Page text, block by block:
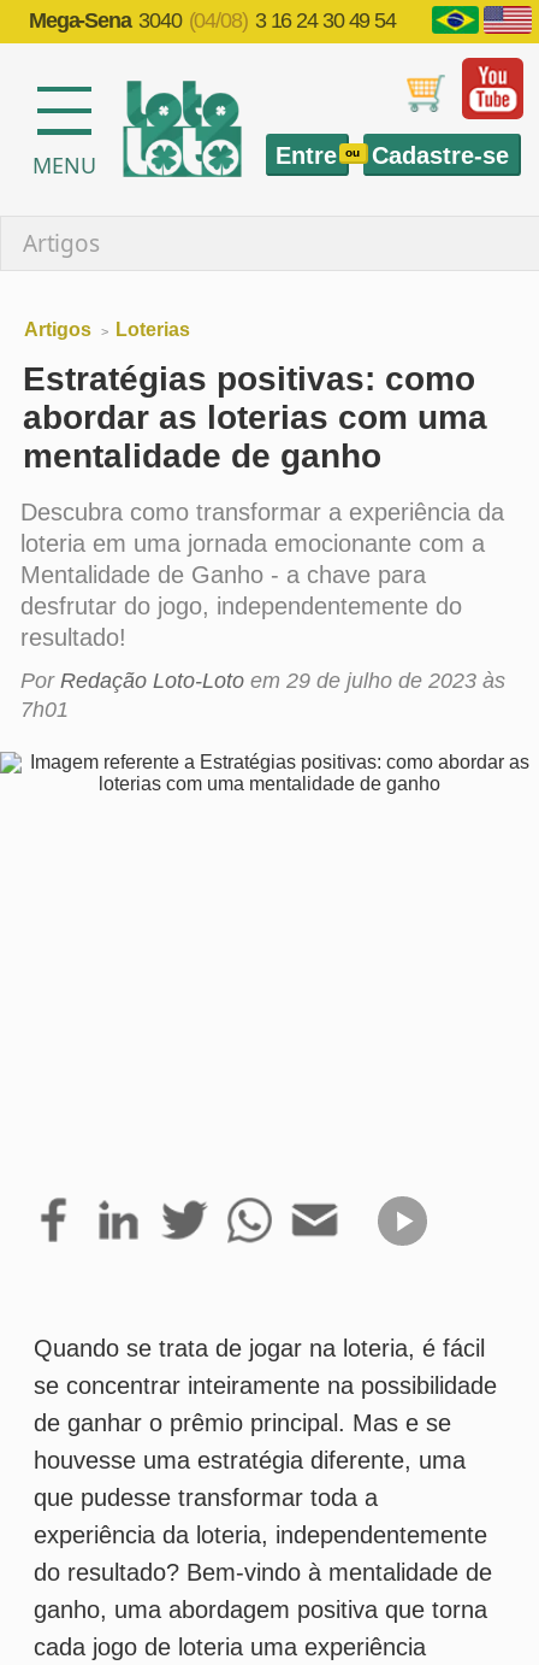
Mega-Sena 3040 (04/08) 3 16 24 30 49 54
Entre ou Cadastre-se
Estratégias positivas: como
abordar as loterias com uma
mentalidade de ganho
Descubra como transformar a experiência da
Mentalidade de Ganho - a chave para
desfrutar do jogo, independentemente do
resultado!
PorRedação Loto-Lotoem29 de julho de 2023 às
7h01
Quando se trata de jogar na loteria, é fácil
se concentrar inteiramente na possibilidade
que pudesse transformar toda a
experiência da loteria, independentemente
do resultado? Bem-vindo à mentalidade de
ganho, uma abordagem positiva que torna
cada jogo de loteria uma experiência
enriquecedora e emocionante.
O que é a mentalidade de ganho?
A mentalidade de ganho é uma perspectiva
psicológica que vê a participação na loteria